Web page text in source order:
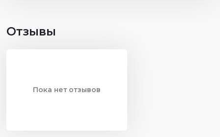
Отзывы
Пока нет отзывов